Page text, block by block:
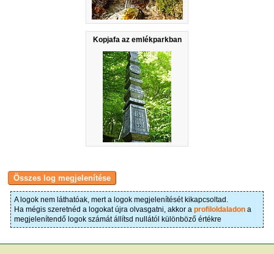
Kopjafa az emlékparkban
A logok nem láthatóak, mert a logok megjelenítését kikapcsoltad.
Ha mégis szeretnéd a logokat újra olvasgatni, akkor a profiloldaladona
megjelenítendő logok számát állítsd nullától különböző értékre